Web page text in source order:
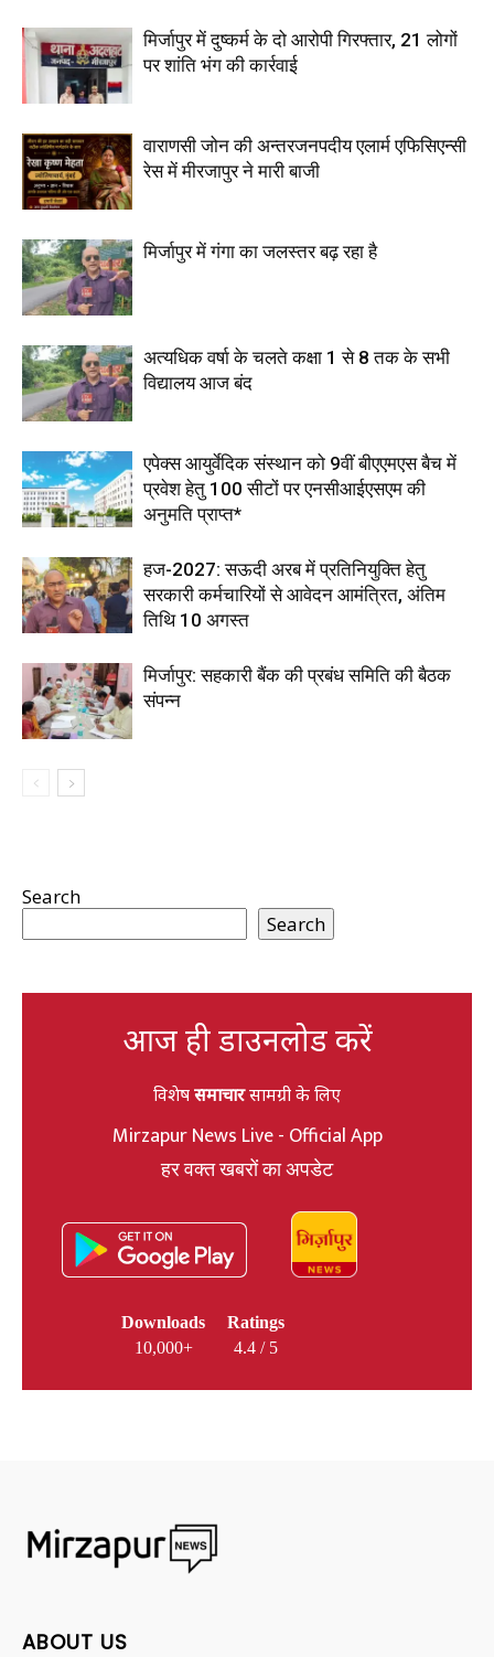
मिर्जापुर में दुष्कर्म के दो आरोपी गिरफ्तार, 21 लोगों
पर शांति भंग की कार्रवाई
वाराणसी जोन की अन्तरजनपदीय एलार्म एफिसिएन्सी
रेस में मीरजापुर ने मारी बाजी
मिर्जापुर में गंगा का जलस्तर बढ़ रहा है
अत्यधिक वर्षा के चलते कक्षा 1 से 8 तक के सभी
विद्यालय आज बंद
एपेक्स आयुर्वेदिक संस्थान को 9वीं बीएएमएस बैच में
प्रवेश हेतु 100 सीटों पर एनसीआईएसएम की
अनुमति प्राप्त*
हज-2027: सऊदी अरब में प्रतिनियुक्ति हेतु
सरकारी कर्मचारियों से आवेदन आमंत्रित, अंतिम
तिथि 10 अगस्त
मिर्जापुर: सहकारी बैंक की प्रबंध समिति की बैठक
संपन्न
Search
Search
आज ही डाउनलोड करें
विशेषसमाचारसामग्री के लिए
Mirzapur News Live - Official App
हर वक्त खबरों का अपडेट
Downloads
10,000+
Ratings
4.4 / 5
ABOUT US